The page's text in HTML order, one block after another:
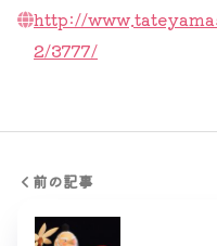
http://
2/3777/
前の記事